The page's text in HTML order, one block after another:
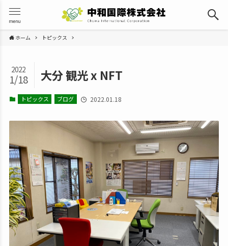
menu
ホーム トピックス
大分 観光 x NFT
2022
1/18
トピックス ブログ 2022.01.18